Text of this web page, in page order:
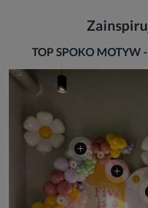
TOP SPOKO MOTYW